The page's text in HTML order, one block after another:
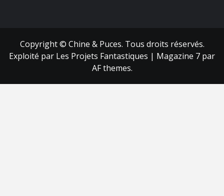
Copyright © Chine & Puces. Tous droits réservés.
Exploité par Les Projets Fantastiques | Magazine 7 par
AF themes.